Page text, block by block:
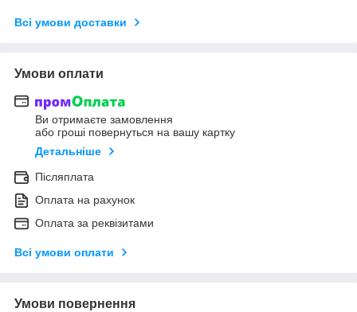
Всі умови доставки
Умови оплати
Ви отримаєте замовлення
або гроші повернуться на вашу картку
Детальніше
Післяплата
Оплата на рахунок
Оплата за реквізитами
Всі умови оплати
Умови повернення